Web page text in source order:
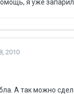
я уже
2010
А так можно